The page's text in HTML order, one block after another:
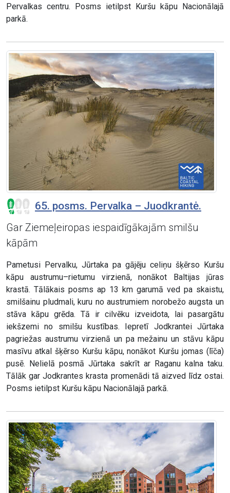
Pervalkas centru. Posms ietilpst Kuršu kāpu Nacionālajā
parkā.
65. posms. Pervalka – Juodkrantė.
Gar Ziemeļeiropas iespaidīgākajām smilšu
kāpām
Pametusi Pervalku, Jūrtaka pa gājēju celiņu šķērso Kuršu
kāpu austrumu–rietumu virzienā, nonākot Baltijas jūras
krastā. Tālākais posms ap 13 km garumā ved pa skaistu,
smilšainu pludmali, kuru no austrumiem norobežo augsta un
stāva kāpu grēda. Tā ir cilvēku izveidota, lai pasargātu
iekšzemi no smilšu kustības. Iepretī Jodkrantei Jūrtaka
pagriežas austrumu virzienā un pa mežainu un stāvu kāpu
masīvu atkal šķērso Kuršu kāpu, nonākot Kuršu jomas (līča)
pusē. Nelielā posmā Jūrtaka sakrīt ar Raganu kalna taku.
Tālāk gar Jodkrantes krasta promenādi tā aizved līdz ostai.
Posms ietilpst Kuršu kāpu Nacionālajā parkā.